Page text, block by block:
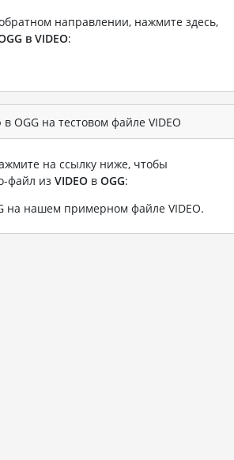
направлении, нажмите здесь,
в VIDEO:
OGG на тестовом файле VIDEO
на ссылку ниже, чтобы
файл из VIDEO в OGG:
на нашем примерном файле VIDEO.